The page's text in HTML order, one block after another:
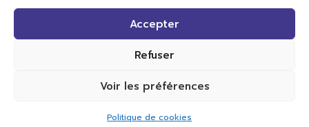
Accepter
Refuser
Voir les préférences
Politique de cookies
Val TV
Centre de Compétences Médias
Rue du Pont-Neuf 24
Tous droits réservés.
Réalisation Cavin-Baudat Digital Lab